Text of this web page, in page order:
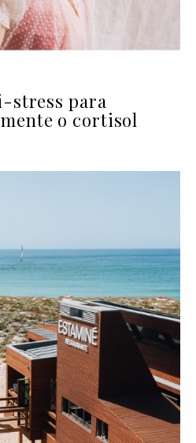
stress para
o cortisol